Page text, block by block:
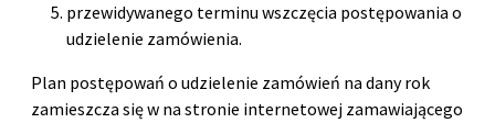
przewidywanego terminu wszczęcia postępowania o
udzielenie zamówienia.
Plan postępowań o udzielenie zamówień na dany rok
zamieszcza się w na stronie internetowej zamawiającego